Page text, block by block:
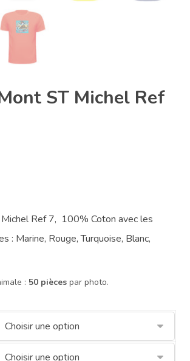
ST Michel Ref
Ref 7, 100% Coton avec les
: Marine, Rouge, Turquoise, Blanc,
: 50 piècespar photo.